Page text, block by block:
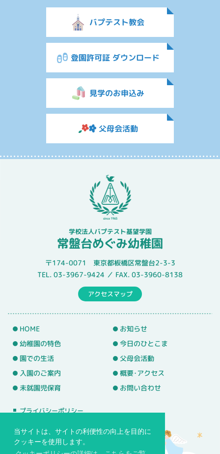
バプテスト教会
登園許可証 ダウンロード
見学のお申込み
父母会活動
学校法人バプテスト基望学園
常盤台めぐみ幼稚園
〒174-0071 東京都板橋区常盤台2-3-3
TEL. 03-3967-9424 ／ FAX. 03-3960-8138
アクセスマップ
HOME
幼稚園の特色
園での生活
入園のご案内
未就園児保育
お知らせ
今日のひとこま
父母会活動
概要･アクセス
お問い合わせ
プライバシーポリシー
当サイトは、サイトの利便性の向上を目的に
クッキーを使用します。